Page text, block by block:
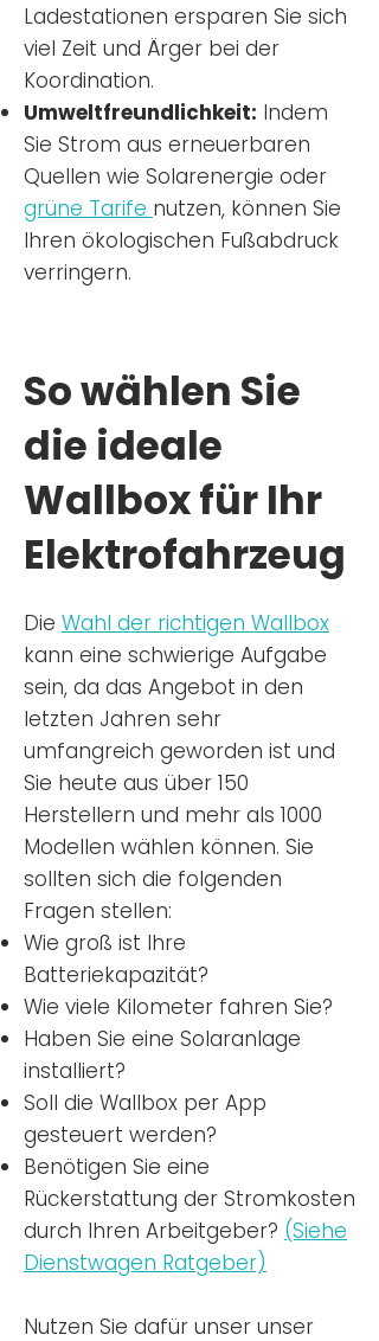
Ladestationen ersparen Sie sich
viel Zeit und Ärger bei der
Koordination.
Umweltfreundlichkeit: Indem
Sie Strom aus erneuerbaren
Quellen wie Solarenergie oder
grüne Tarife nutzen, können Sie
Ihren ökologischen Fußabdruck
verringern.
So wählen Sie
die ideale
Wallbox für Ihr
Elektrofahrzeug
Die Wahl der richtigen Wallbox
kann eine schwierige Aufgabe
sein, da das Angebot in den
letzten Jahren sehr
umfangreich geworden ist und
Sie heute aus über 150
Herstellern und mehr als 1000
Modellen wählen können. Sie
sollten sich die folgenden
Fragen stellen:
Wie groß ist Ihre
Batteriekapazität?
Wie viele Kilometer fahren Sie?
Haben Sie eine Solaranlage
installiert?
Soll die Wallbox per App
gesteuert werden?
Benötigen Sie eine
Rückerstattung der Stromkosten
durch Ihren Arbeitgeber? (Siehe
Dienstwagen Ratgeber)
Nutzen Sie dafür unser unser